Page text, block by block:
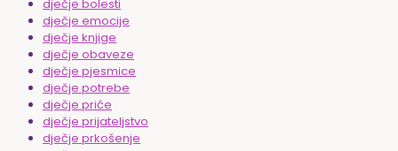
dječje bolesti
dječje emocije
dječje knjige
dječje obaveze
dječje pjesmice
dječje potrebe
dječje priče
dječje prijateljstvo
dječje prkošenje